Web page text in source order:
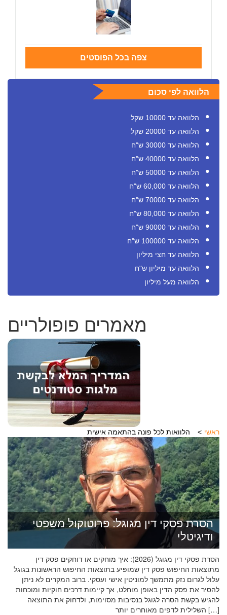
צפה בכל הפוסטים
הלוואה לפי סכום
הלוואה עד 10000 שקל
הלוואה עד 20000 שקל
הלוואה עד 30000 ש"ח
הלוואה עד 40000 ש"ח
הלוואה עד 50000 ש"ח
הלוואה עד 60,000 ש"ח
הלוואה עד 70000 ש"ח
הלוואה עד 80,000 ש"ח
הלוואה עד 90000 ש"ח
הלוואה עד 100000 ש"ח
הלוואה עד חצי מיליון
הלוואה עד מיליון ש"ח
הלוואה מעל מיליון
מאמרים פופולריים
ראשי הלוואות לכל פונה בהתאמה אישית
הסרת פסקי דין מגוגל: פרוטוקול משפטי
ודיגיטלי
הסרת פסקי דין מגוגל (2026): איך מוחקים או דוחקים פסק דין
מתוצאות החיפוש פסק דין שמופיע בתוצאות החיפוש הראשונות בגוגל
עלול לגרום נזק מתמשך למוניטין אישי ועסקי. ברוב המקרים לא ניתן
להסיר את פסק הדין באופן מוחלט, אך קיימות דרכים חוקיות ומוכחות
להגיש בקשת הסרה לגוגל בנסיבות מסוימות, ולדחוק את התוצאה
השלילית לדפים מאוחרים יותר […]